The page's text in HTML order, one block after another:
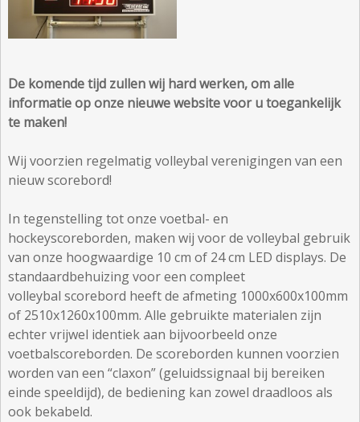
De komende tijd zullen wij hard werken, om alle
informatie op onze nieuwe website voor u toegankelijk
te maken!
Wij voorzien regelmatig volleybal verenigingen van een
nieuw scorebord!
In tegenstelling tot onze voetbal- en
hockeyscoreborden, maken wij voor de volleybal gebruik
van onze hoogwaardige 10 cm of 24 cm LED displays. De
standaardbehuizing voor een compleet
volleybal scorebord heeft de afmeting 1000x600x100mm
of 2510x1260x100mm. Alle gebruikte materialen zijn
echter vrijwel identiek aan bijvoorbeeld onze
voetbalscoreborden. De scoreborden kunnen voorzien
worden van een “claxon” (geluidssignaal bij bereiken
einde speeldijd), de bediening kan zowel draadloos als
ook bekabeld.